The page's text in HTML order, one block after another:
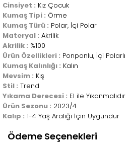
Cinsiyet : Kız Çocuk
Kumaş Tipi : Örme
Kumaş Türü : Polar, İçi Polar
Materyal : Akrilik
Akrilik : %100
Ürün Özellikleri : Ponponlu, İçi Polarlı
Kumaş Kalınlığı : Kalın
Mevsim : Kış
Stil : Trend
Yıkama Derecesi : El ile Yıkanmalıdır
Ürün Sezonu : 2023/4
Kalıp : 1-4 Yaş Aralığı İçin Uygundur
Ödeme Seçenekleri